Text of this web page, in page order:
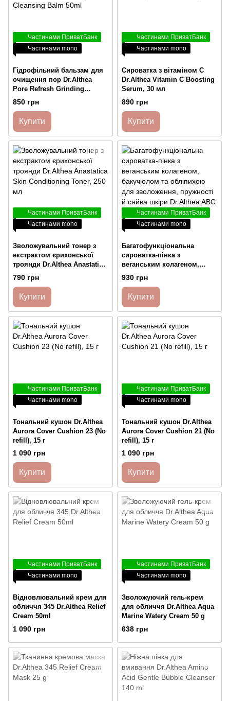
Частинами ПриватБанк
Частинами mono
Гідрофільний бальзам для
очищення пор Dr.Althea
Pore Refresh Grinding
Cleansing Balm 50ml
850 грн
Купити
Частинами ПриватБанк
Частинами mono
Сироватка з вітаміном С
Dr.Althea Vitamin C Boosting
Serum, 30 мл
890 грн
Купити
Частинами ПриватБанк
Частинами mono
Зволожувальний тонер з
екстрактом єрихонської
троянди Dr.Althea Anastatica
Skin Conditioning Toner, 250
790 грн
Купити
Частинами ПриватБанк
Частинами mono
Багатофункціональна
сироватка-пінка з
веганським колагеном,
бакучіолом та обліпихою
для зволоження, пружності
й сяйва шкіри Dr.Althea ABC
Glow Whipped, 100 мл
930 грн
Купити
Частинами ПриватБанк
Частинами mono
Тональний кушон Dr.Althea
Aurora Cover Cushion 23 (No
refill), 15 г
1 090 грн
Купити
Частинами ПриватБанк
Частинами mono
Тональний кушон Dr.Althea
Aurora Cover Cushion 21 (No
refill), 15 г
1 090 грн
Купити
Частинами ПриватБанк
Частинами mono
Відновлювальний крем для
обличчя 345 Dr.Althea Relief
Cream 50ml
1 090 грн
Частинами ПриватБанк
Частинами mono
Зволожуючий гель-крем
для обличчя Dr.Althea Aqua
Marine Watery Cream 50 g
638 грн